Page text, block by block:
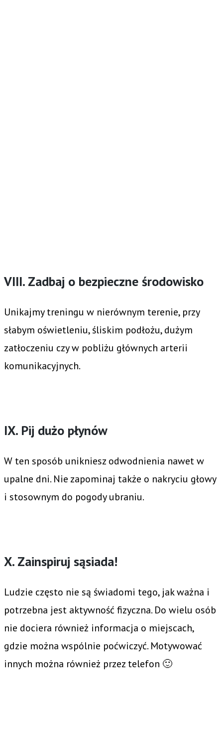
VIII. Zadbaj o bezpieczne środowisko
Unikajmy treningu w nierównym terenie, przy
słabym oświetleniu, śliskim podłożu, dużym
zatłoczeniu czy w pobliżu głównych arterii
komunikacyjnych.
IX. Pij dużo płynów
W ten sposób unikniesz odwodnienia nawet w
upalne dni. Nie zapominaj także o nakryciu głowy
i stosownym do pogody ubraniu.
X. Zainspiruj sąsiada!
Ludzie często nie są świadomi tego, jak ważna i
potrzebna jest aktywność fizyczna. Do wielu osób
nie dociera również informacja o miejscach,
gdzie można wspólnie poćwiczyć. Motywować
innych można również przez telefon 🙂